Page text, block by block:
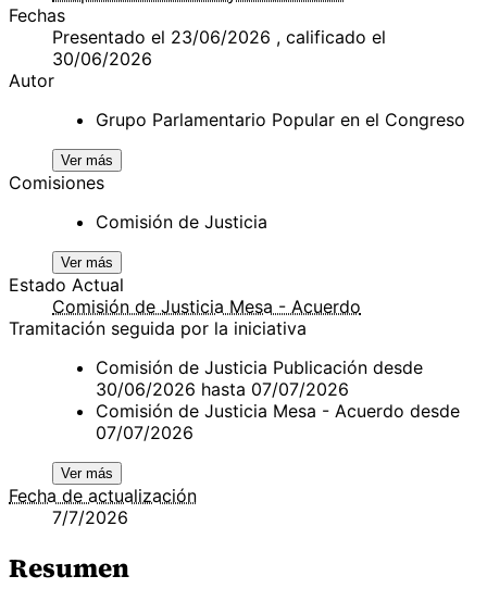
Fechas
Presentado el 23/06/2026 , calificado el
30/06/2026
Autor
Grupo Parlamentario Popular en el Congreso
Ver más
Comisiones
Comisión de Justicia
Ver más
Estado Actual
Comisión de Justicia Mesa - Acuerdo
Tramitación seguida por la iniciativa
Comisión de Justicia Publicación desde
30/06/2026 hasta 07/07/2026
Comisión de Justicia Mesa - Acuerdo desde
07/07/2026
Ver más
Fecha de actualización
7/7/2026
Resumen